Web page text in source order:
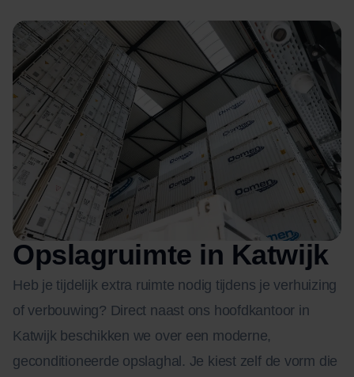
Opslagruimte in Katwijk
Heb je tijdelijk extra ruimte nodig tijdens je verhuizing
of verbouwing? Direct naast ons hoofdkantoor in
Katwijk beschikken we over een moderne,
geconditioneerde opslaghal. Je kiest zelf de vorm die